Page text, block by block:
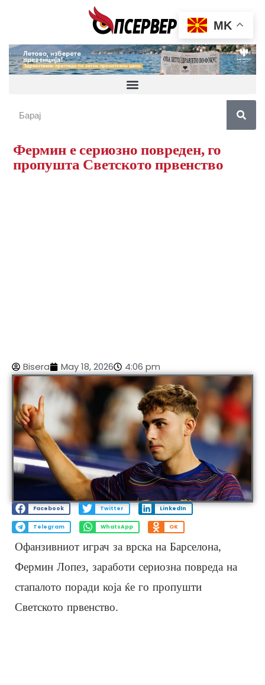
Фермин е сериозно повреден, го
пропушта Светското првенство
Bisera May 18, 2026 4:06 pm
Facebook Twitter LinkedIn
Telegram WhatsApp OK
Офанзивниот играч за врска на Барселона,
Фермин Лопез, заработи сериозна повреда на
стапалото поради која ќе го пропушти
Светското првенство.
MK